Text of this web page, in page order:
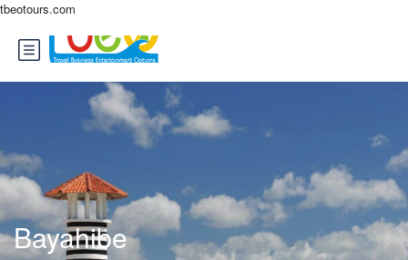
tbeotours.com
Bayahibe